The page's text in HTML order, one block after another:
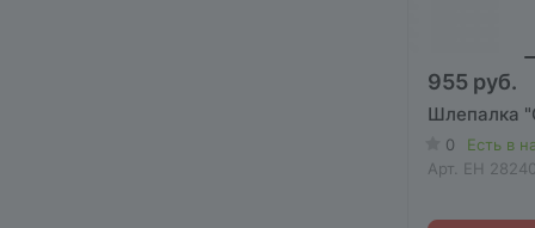
955 руб.
Шлепалка
0
Есть в
Арт. EH